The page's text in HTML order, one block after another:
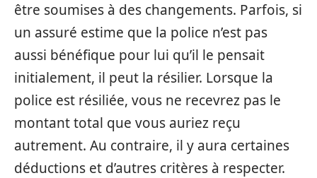
être soumises à des changements. Parfois, si
un assuré estime que la police n’est pas
aussi bénéfique pour lui qu’il le pensait
initialement, il peut la résilier. Lorsque la
police est résiliée, vous ne recevrez pas le
montant total que vous auriez reçu
autrement. Au contraire, il y aura certaines
déductions et d’autres critères à respecter.